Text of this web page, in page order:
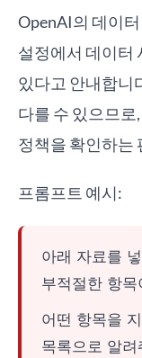
OpenAI의 데이
설정에서 데이터
있다고 안내합니
다를 수 있으므로
정책을 확인하는
프롬프트 예시:
아래 자료를
부적절한 항
어떤 항목을
목록으로 알려